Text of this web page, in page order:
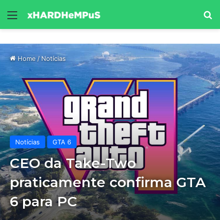
Menu
Home/Notícias
Notícias GTA 6
CEO da Take-Two
praticamente confirma GTA
6 para PC